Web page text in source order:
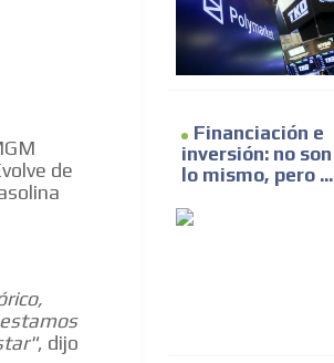
de
, dijo
Financiación e
inversión: no son
lo mismo, pero ...